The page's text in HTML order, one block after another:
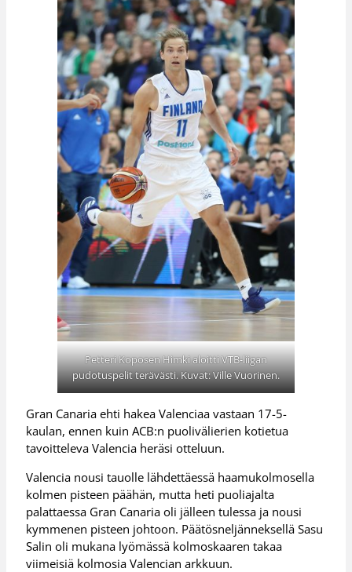
Petteri Koposen Himki aloitti VTB-liigan
pudotuspelit terävästi. Kuvat: Ville Vuorinen.
Gran Canaria ehti hakea Valenciaa vastaan 17-5-
kaulan, ennen kuin ACB:n puolivälierien kotietua
tavoitteleva Valencia heräsi otteluun.
Valencia nousi tauolle lähdettäessä haamukolmosella
kolmen pisteen päähän, mutta heti puoliajalta
palattaessa Gran Canaria oli jälleen tulessa ja nousi
kymmenen pisteen johtoon. Päätösneljänneksellä Sasu
Salin oli mukana lyömässä kolmoskaaren takaa
viimeisiä kolmosia Valencian arkkuun.